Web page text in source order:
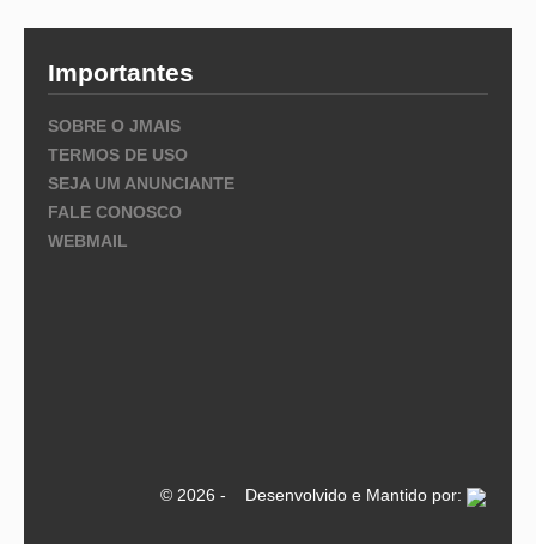
Importantes
SOBRE O JMAIS
TERMOS DE USO
SEJA UM ANUNCIANTE
FALE CONOSCO
WEBMAIL
© 2026 - Desenvolvido e Mantido por: